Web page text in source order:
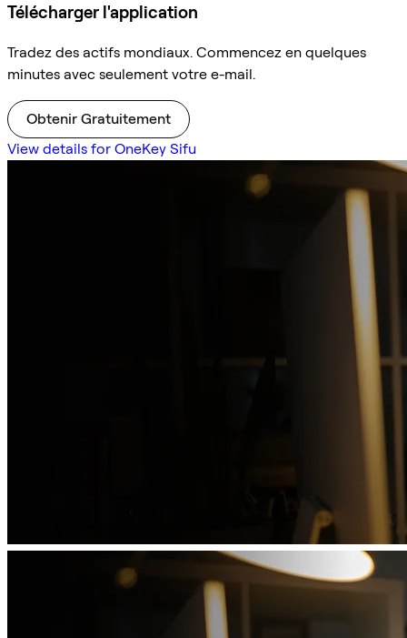
Télécharger l'application
Tradez des actifs mondiaux. Commencez en quelques
minutes avec seulement votre e-mail.
Obtenir Gratuitement
View details for OneKey Sifu